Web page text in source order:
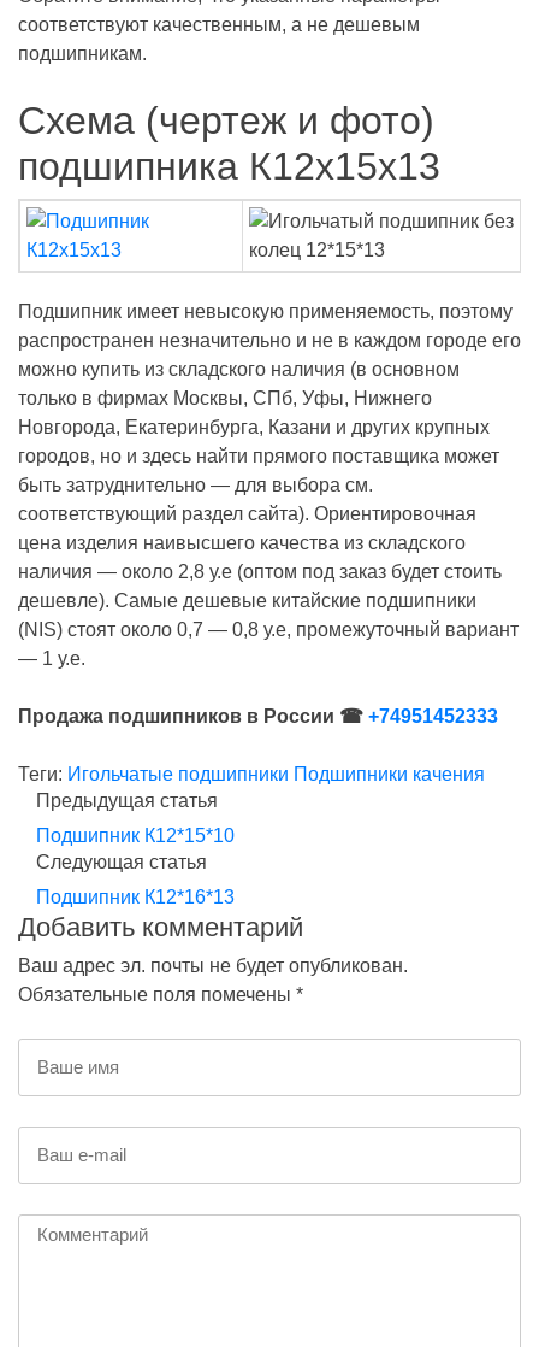
соответствуют качественным, а не дешевым
подшипникам.
Схема (чертеж и фото)
подшипника К12х15х13
Подшипник имеет невысокую применяемость, поэтому
распространен незначительно и не в каждом городе его
можно купить из складского наличия (в основном
только в фирмах Москвы, СПб, Уфы, Нижнего
Новгорода, Екатеринбурга, Казани и других крупных
городов, но и здесь найти прямого поставщика может
быть затруднительно — для выбора см.
соответствующий раздел сайта). Ориентировочная
цена изделия наивысшего качества из складского
наличия — около 2,8 у.е (оптом под заказ будет стоить
дешевле). Самые дешевые китайские подшипники
(NIS) стоят около 0,7 — 0,8 у.е, промежуточный вариант
— 1 у.е.
Продажа подшипников в России ☎ +74951452333
Теги: Игольчатые подшипники Подшипники качения
Предыдущая статья
Подшипник К12*15*10
Следующая статья
Подшипник К12*16*13
Добавить комментарий
Ваш адрес эл. почты не будет опубликован.
Обязательные поля помечены *